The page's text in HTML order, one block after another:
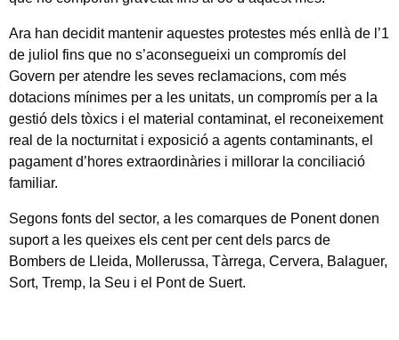
Ara han decidit mantenir aquestes protestes més enllà de l’1
de juliol fins que no s’aconsegueixi un compromís del
Govern per atendre les seves reclamacions, com més
dotacions mínimes per a les unitats, un compromís per a la
gestió dels tòxics i el material contaminat, el reconeixement
real de la nocturnitat i exposició a agents contaminants, el
pagament d’hores extraordinàries i millorar la conciliació
familiar.
Segons fonts del sector, a les comarques de Ponent donen
suport a les queixes els cent per cent dels parcs de
Bombers de Lleida, Mollerussa, Tàrrega, Cervera, Balaguer,
Sort, Tremp, la Seu i el Pont de Suert.